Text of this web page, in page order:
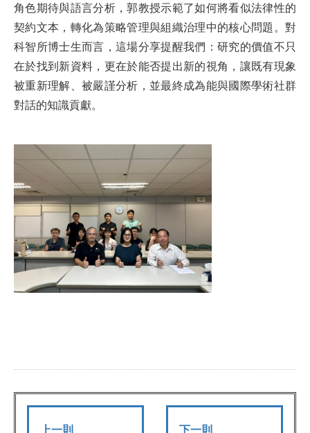
角色期待與語言分析，郭教授示範了如何將看似法律性的
契約文本，轉化為策略管理與組織治理中的核心問題。對
科智所博士生而言，這場分享提醒我們：研究的價值不只
在於找到新資料，更在於能否提出新的視角，讓既有現象
被重新理解、被嚴謹分析，並最終成為能與國際學術社群
對話的知識貢獻。
上一則 下一則